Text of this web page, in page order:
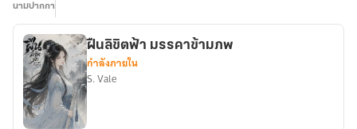
นามปากกา
ฝืนลิขิตฟ้า มรรคาข้ามภพ
กำลังภายใน
S. Vale